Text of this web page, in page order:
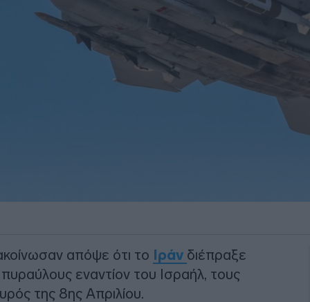
απόψε ότι το Ιράν διέπραξε
εναντίον του Ισραήλ, τους
της 8ης Απριλίου.